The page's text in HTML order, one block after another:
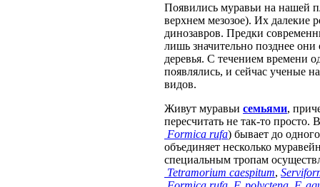
Появились муравьи на нашей
верхнем мезозое). Их далекие
динозавров. Предки
лишь значительно позднее они
деревья. С течением времени
появлялись, и сейчас ученые
видов.
Живут муравьи семьями,
пересчитать не так-то просто.
Formica rufa) бывает до
объединяет несколько
специальным тропам
Tetramorium caespitum,